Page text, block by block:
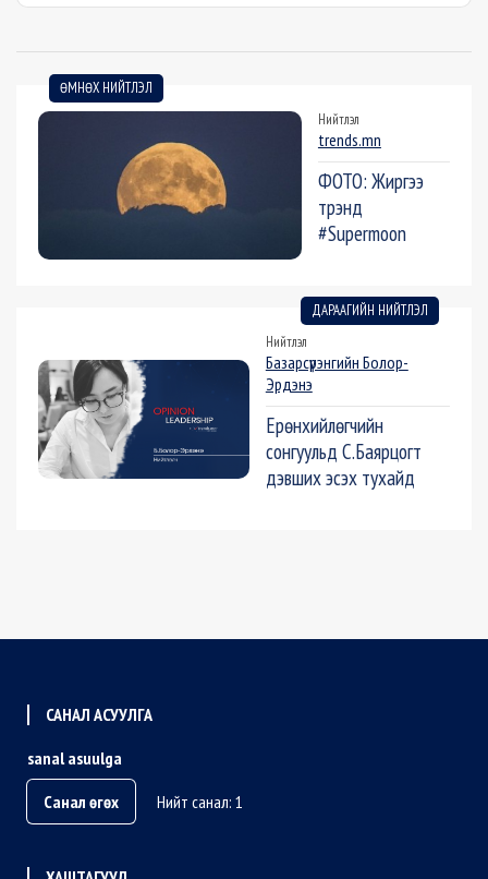
ӨМНӨХ НИЙТЛЭЛ
Нийтлэл
trends.mn
ФОТО: Жиргээ
трэнд
#Supermoon
ДАРААГИЙН НИЙТЛЭЛ
Нийтлэл
Базарсүрэнгийн Болор-
Эрдэнэ
Ерөнхийлөгчийн
сонгуульд С.Баярцогт
дэвших эсэх тухайд
САНАЛ АСУУЛГА
sanal asuulga
Санал өгөх
Нийт санал: 1